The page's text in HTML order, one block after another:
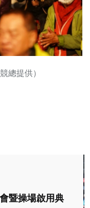
總提供）
暨操場啟用典